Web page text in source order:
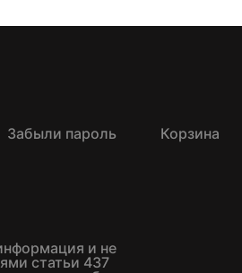
Забыли пароль Корзина
и не
статьи 437